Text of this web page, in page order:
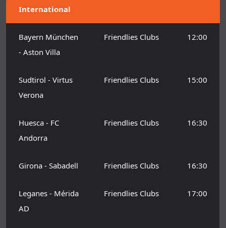
International
Bayern München
- Aston Villa
Friendlies Clubs 12:00
Sudtirol - Virtus
Verona
Friendlies Clubs 15:00
Huesca - FC
Andorra
Friendlies Clubs 16:30
Girona - Sabadell Friendlies Clubs 16:30
Leganes - Mérida
AD
Friendlies Clubs 17:00